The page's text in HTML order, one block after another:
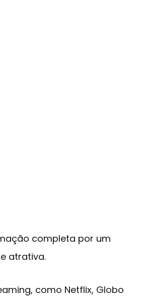
completa por um
atrativa.
como Netflix, Globo